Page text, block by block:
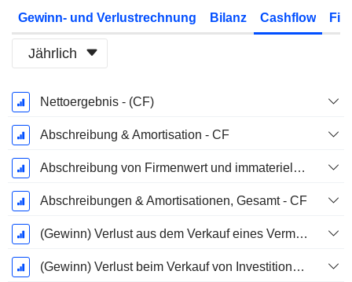
Gewinn- und Verlustrechnung Bilanz Cashflow
Jährlich
Ende d.
Geschäftsjahres:
Dezember
Nettoergebnis - (CF)
Abschreibung & Amortisation - CF
Abschreibung von Firmenwert und immateriellen Vermögenswerten - (CF) - (Modellspezifisch)
Abschreibungen & Amortisationen, Gesamt - CF
(Gewinn) Verlust aus dem Verkauf eines Vermögenswerts
(Gewinn) Verlust beim Verkauf von Investitionen - (CF)